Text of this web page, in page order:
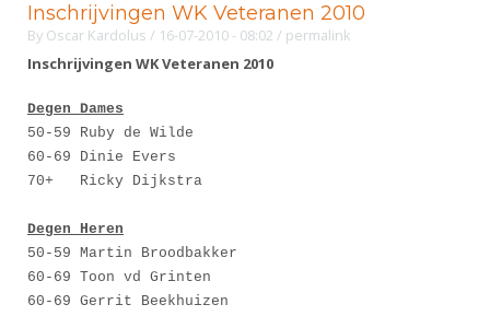
Inschrijvingen WK Veteranen 2010
By Oscar Kardolus / 16-07-2010 - 08:02 / permalink
Inschrijvingen WK Veteranen 2010
Degen Dames
50-59 Ruby de Wilde
60-69 Dinie Evers
70+ Ricky Dijkstra
Degen Heren
50-59 Martin Broodbakker
60-69 Toon vd Grinten
60-69 Gerrit Beekhuizen